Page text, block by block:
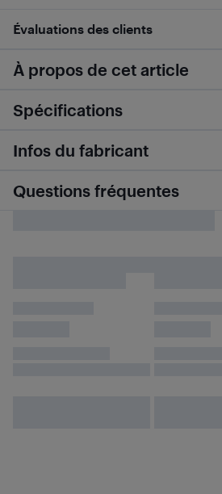
Évaluations des clients
À propos de cet article
Spécifications
Infos du fabricant
Questions fréquentes